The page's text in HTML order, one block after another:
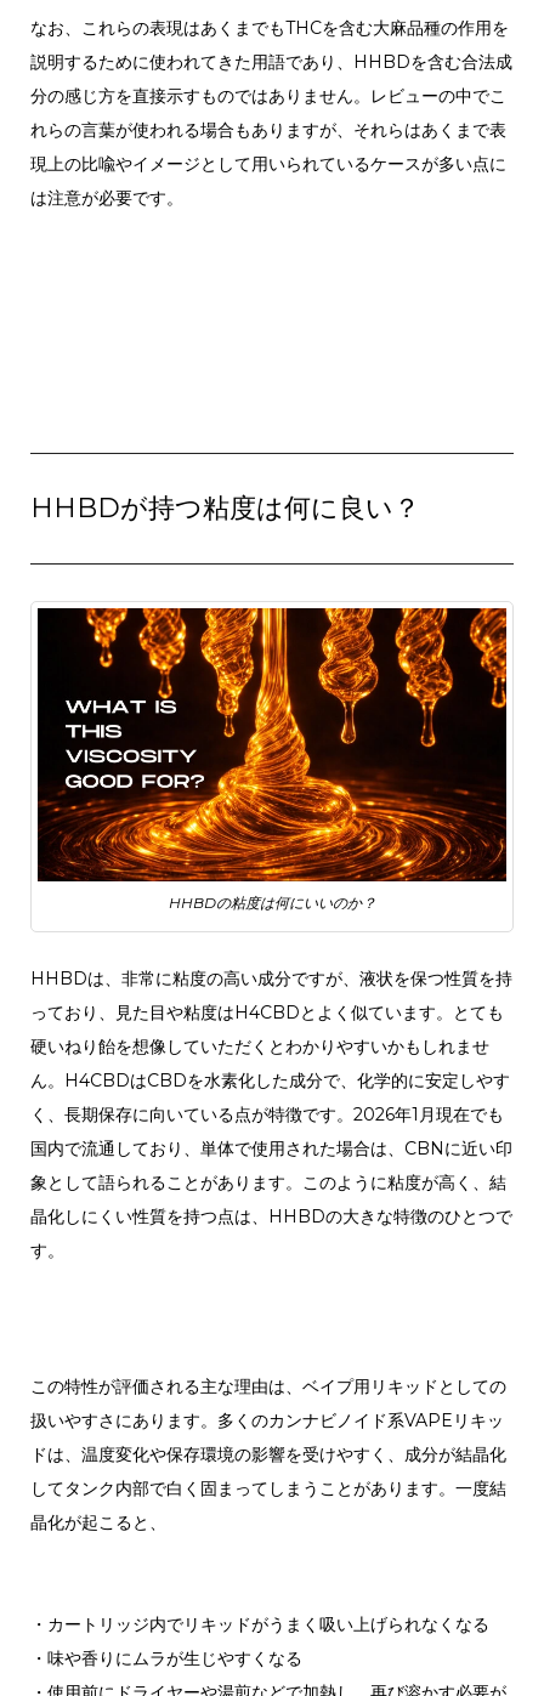
なお、これらの表現はあくまでもTHCを含む大麻品種の作用を
説明するために使われてきた用語であり、HHBDを含む合法成
分の感じ方を直接示すものではありません。
レビューの中でこ
れらの言葉が使われる場合もありますが、それらはあくまで表
現上の比喩やイメージとして用いられているケースが多い点に
は注意が必要です。
HHBDが持つ粘度は何に良い？
HHBDの粘度は何にいいのか？
HHBDは、非常に粘度の高い成分ですが、液状を保つ性質を持
っており、見た目や粘度はH4CBDとよく似ています。とても
硬いねり飴を想像していただくとわかりやすいかもしれませ
ん。
H4CBDはCBDを水素化した成分で、化学的に安定しやす
く、長期保存に向いている点が特徴です。2026年1月現在でも
国内で流通しており、単体で使用された場合は、CBNに近い印
象として語られることがあります。 このように粘度が高く、結
晶化しにくい性質を持つ点は、HHBDの大きな特徴のひとつで
す。
この特性が評価される主な理由は、ベイプ用リキッドとしての
扱いやすさにあります。 多くのカンナビノイド系VAPEリキッ
ドは、温度変化や保存環境の影響を受けやすく、成分が結晶化
してタンク内部で白く固まってしまうことがあります。 一度結
晶化が起こると、
・カートリッジ内でリキッドがうまく吸い上げられなくなる
・味や香りにムラが生じやすくなる